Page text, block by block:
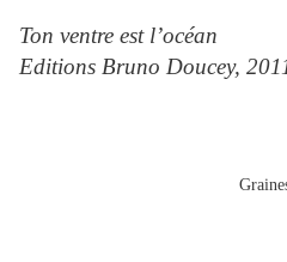
Ton ventre est l’océan
Editions Bruno Doucey,